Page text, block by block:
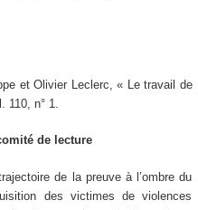
et Olivier Leclerc, « Le travail de
110, n° 1.
de lecture
de la preuve à l’ombre du
des victimes de violences